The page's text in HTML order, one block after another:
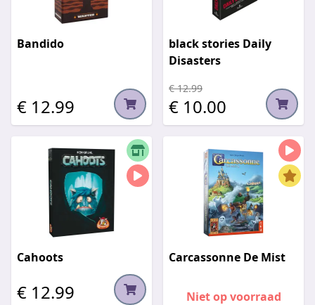
Bandido
€ 12.99
black stories Daily
Disasters
€ 12.99
€ 10.00
Cahoots
€ 12.99
Carcassonne De Mist
Niet op voorraad